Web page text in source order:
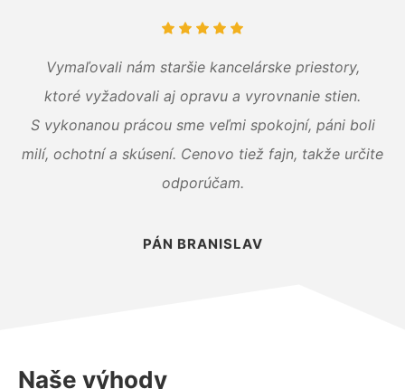
Vymaľovali nám staršie kancelárske priestory,
ktoré vyžadovali aj opravu a vyrovnanie stien.
S vykonanou prácou sme veľmi spokojní, páni boli
milí, ochotní a skúsení. Cenovo tiež fajn, takže určite
odporúčam.
PÁN BRANISLAV
Naše výhody